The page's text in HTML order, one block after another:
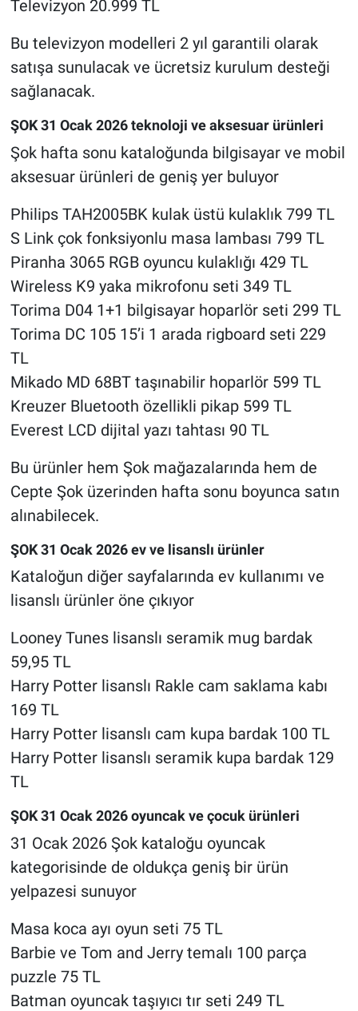
Televizyon 20.999 TL
Bu televizyon modelleri 2 yıl garantili olarak
satışa sunulacak ve ücretsiz kurulum desteği
sağlanacak.
ŞOK 31 Ocak 2026 teknoloji ve aksesuar ürünleri
Şok hafta sonu kataloğunda bilgisayar ve mobil
aksesuar ürünleri de geniş yer buluyor
Philips TAH2005BK kulak üstü kulaklık 799 TL
S Link çok fonksiyonlu masa lambası 799 TL
Piranha 3065 RGB oyuncu kulaklığı 429 TL
Wireless K9 yaka mikrofonu seti 349 TL
Torima D04 1+1 bilgisayar hoparlör seti 299 TL
Torima DC 105 15’i 1 arada rigboard seti 229
TL
Mikado MD 68BT taşınabilir hoparlör 599 TL
Kreuzer Bluetooth özellikli pikap 599 TL
Everest LCD dijital yazı tahtası 90 TL
Bu ürünler hem Şok mağazalarında hem de
Cepte Şok üzerinden hafta sonu boyunca satın
alınabilecek.
ŞOK 31 Ocak 2026 ev ve lisanslı ürünler
Kataloğun diğer sayfalarında ev kullanımı ve
lisanslı ürünler öne çıkıyor
Looney Tunes lisanslı seramik mug bardak
59,95 TL
Harry Potter lisanslı Rakle cam saklama kabı
169 TL
Harry Potter lisanslı cam kupa bardak 100 TL
Harry Potter lisanslı seramik kupa bardak 129
TL
ŞOK 31 Ocak 2026 oyuncak ve çocuk ürünleri
31 Ocak 2026 Şok kataloğu oyuncak
kategorisinde de oldukça geniş bir ürün
yelpazesi sunuyor
Masa koca ayı oyun seti 75 TL
Barbie ve Tom and Jerry temalı 100 parça
puzzle 75 TL
Batman oyuncak taşıyıcı tır seti 249 TL